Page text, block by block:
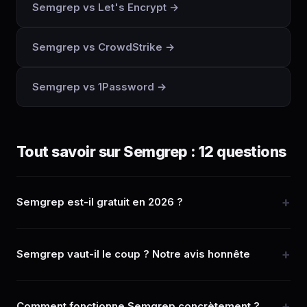
Semgrep vs Let's Encrypt →
Semgrep vs CrowdStrike →
Semgrep vs 1Password →
Tout savoir sur Semgrep : 12 questions
Semgrep est-il gratuit en 2026 ?
Semgrep vaut-il le coup ? Notre avis honnête